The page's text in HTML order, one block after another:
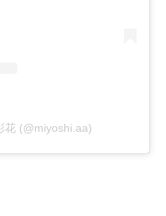
花 (@miyoshi.aa)